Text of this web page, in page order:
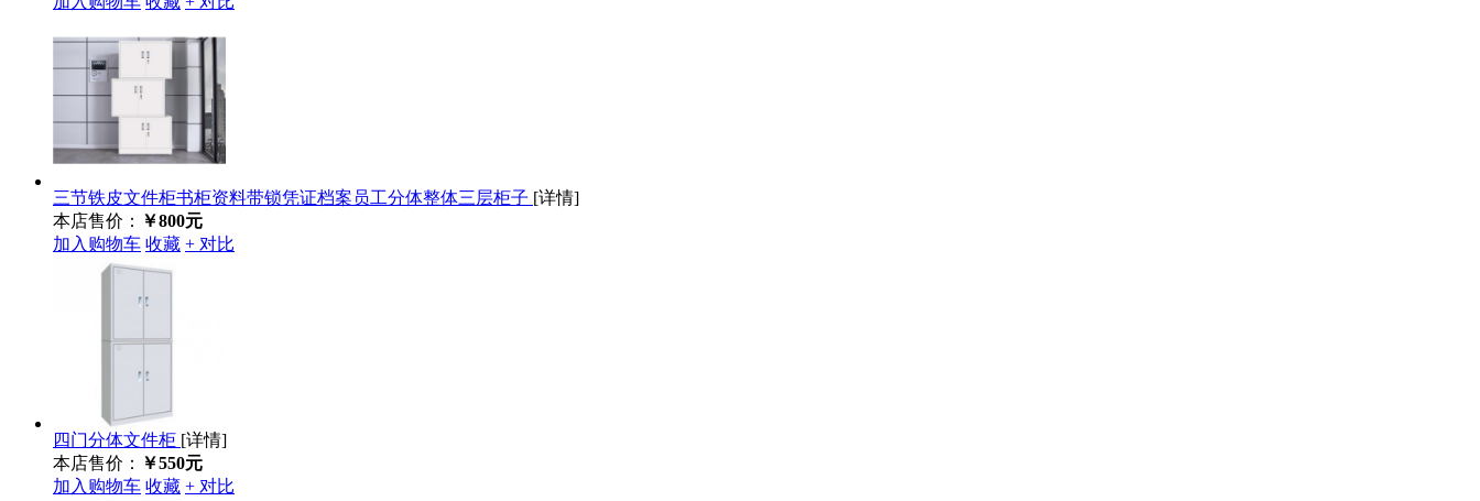
三节铁皮文件柜书柜资料带锁凭证档案员工分体整体三层柜子 [详情]
本店售价： ￥800元
加入购物车 收藏 + 对比
四门分体文件柜 [详情]
本店售价： ￥550元
加入购物车 收藏 + 对比